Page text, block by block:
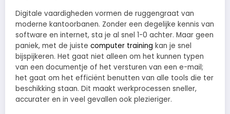
Digitale vaardigheden vormen de ruggengraat van
moderne kantoorbanen. Zonder een degelijke kennis van
software en internet, sta je al snel 1-0 achter. Maar geen
paniek, met de juiste computer training kan je snel
bijspijkeren. Het gaat niet alleen om het kunnen typen
van een documentje of het versturen van een e-mail;
het gaat om het efficiënt benutten van alle tools die ter
beschikking staan. Dit maakt werkprocessen sneller,
accurater en in veel gevallen ook plezieriger.